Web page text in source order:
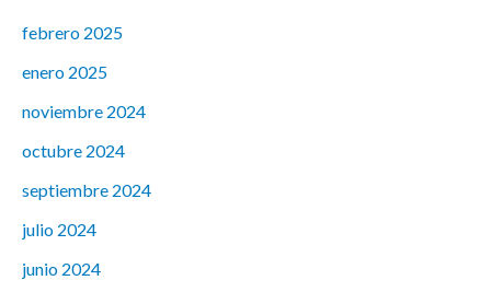
febrero 2025
enero 2025
noviembre 2024
octubre 2024
septiembre 2024
julio 2024
junio 2024